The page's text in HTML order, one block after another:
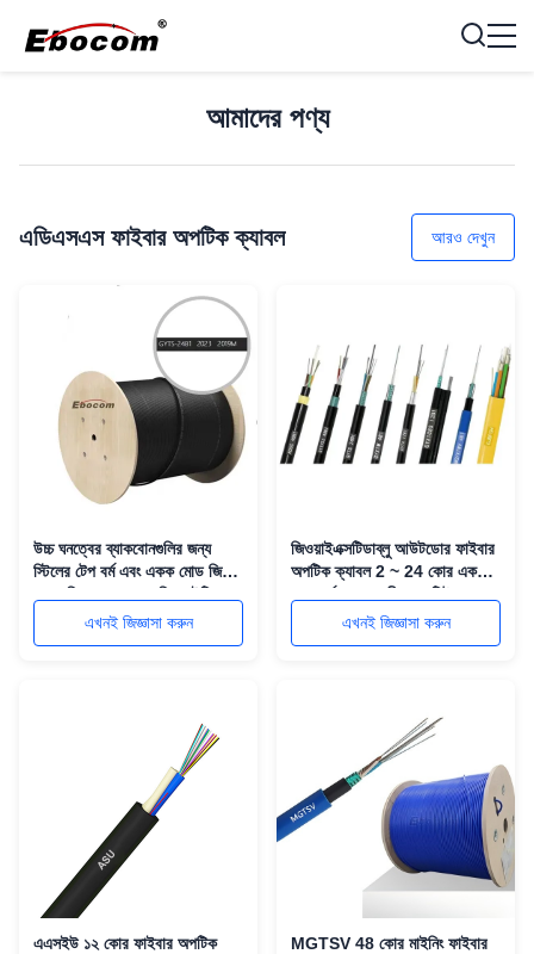
আমাদের পণ্য
এডিএসএস ফাইবার অপটিক ক্যাবল আরও দেখুন
উচ্চ ঘনত্বের ব্যাকবোনগুলির জন্য
স্টিলের টেপ বর্ম এবং একক মোড জি
652 ডি সহ 48 কোর জিওয়াইটিএস
আউটডোর ফাইবার অপটিক ক্যাবল
এখনই জিজ্ঞাসা করুন
জিওয়াইএক্সটিডাব্লু আউটডোর ফাইবার
অপটিক ক্যাবল 2 ~ 24 কোর একক
মোড বর্মযুক্ত কেন্দ্রীয় লস টিউব ক্যাবল
এখনই জিজ্ঞাসা করুন
এএসইউ ১২ কোর ফাইবার অপটিক
MGTSV 48 কোর মাইনিং ফাইবার